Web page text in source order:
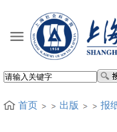
首页 出版 报